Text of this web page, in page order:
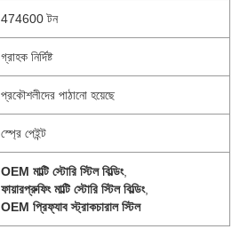
474600 টন
গ্রাহক নির্দিষ্ট
প্রকৌশলীদের পাঠানো হয়েছে
স্প্রে পেইন্ট
OEM মাল্টি স্টোরি স্টিল বিল্ডিং,
ফায়ারপ্রুফিং মাল্টি স্টোরি স্টিল বিল্ডিং,
OEM প্রিফ্যাব স্ট্রাকচারাল স্টিল